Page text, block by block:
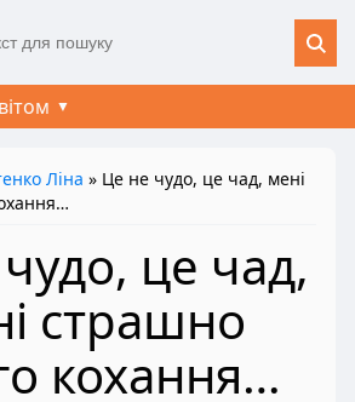
Ліна » Це не чудо, це чад, мені
це чад,
страшно
кохання…